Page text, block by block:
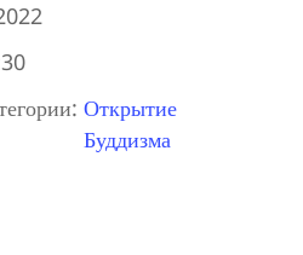
Открытие
Буддизма